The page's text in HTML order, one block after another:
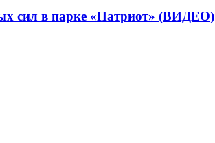
сил в парке «Патриот» (ВИДЕО)